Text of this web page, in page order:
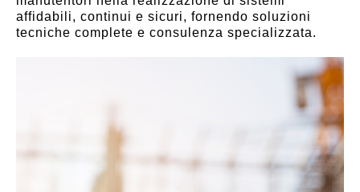
affidabili, continui e sicuri, fornendo soluzioni
tecniche complete e consulenza specializzata.